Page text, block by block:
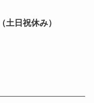
土日祝休み）